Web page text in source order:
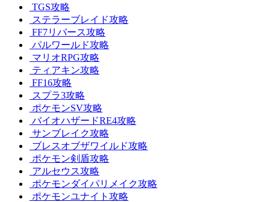
TGS攻略
ステラーブレイド攻略
FF7リバース攻略
パルワールド攻略
マリオRPG攻略
ティアキン攻略
FF16攻略
スプラ3攻略
ポケモンSV攻略
バイオハザードRE4攻略
サンブレイク攻略
ブレスオブザワイルド攻略
ポケモン剣盾攻略
アルセウス攻略
ポケモンダイパリメイク攻略
ポケモンユナイト攻略